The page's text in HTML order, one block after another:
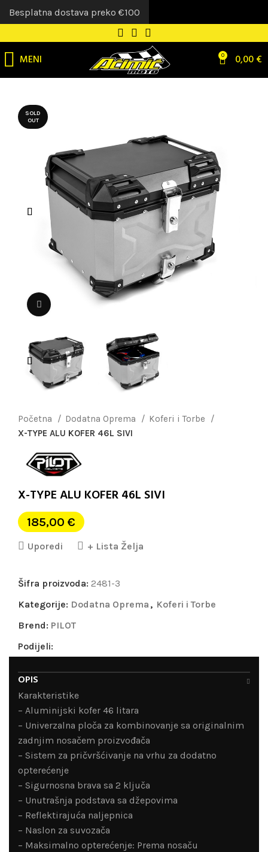
MENI 0 0,00€
SOLD
OUT
Uvećaj sliku
Početna Dodatna Oprema
Koferi i Torbe
X-TYPE ALU KOFER 46L SIVI
X-TYPE ALU KOFER 46L SIVI
185,00 €
Uporedi + Lista Želja
Šifra proizvoda: 2481-3
Kategorije: Dodatna Oprema , Koferi i Torbe
Brend: PILOT
Podijeli:
OPIS
Karakteristike
– Aluminijski kofer 46 litara
– Univerzalna ploča za kombinovanje sa originalnim
zadnjim nosačem proizvođača
– Sistem za pričvršćivanje na vrhu za dodatno
opterećenje
– Sigurnosna brava sa 2 ključa
– Unutrašnja podstava sa džepovima
– Reflektirajuća naljepnica
– Naslon za suvozača
– Maksimalno opterećenje: Prema nosaču
Besplatna dostava preko €100